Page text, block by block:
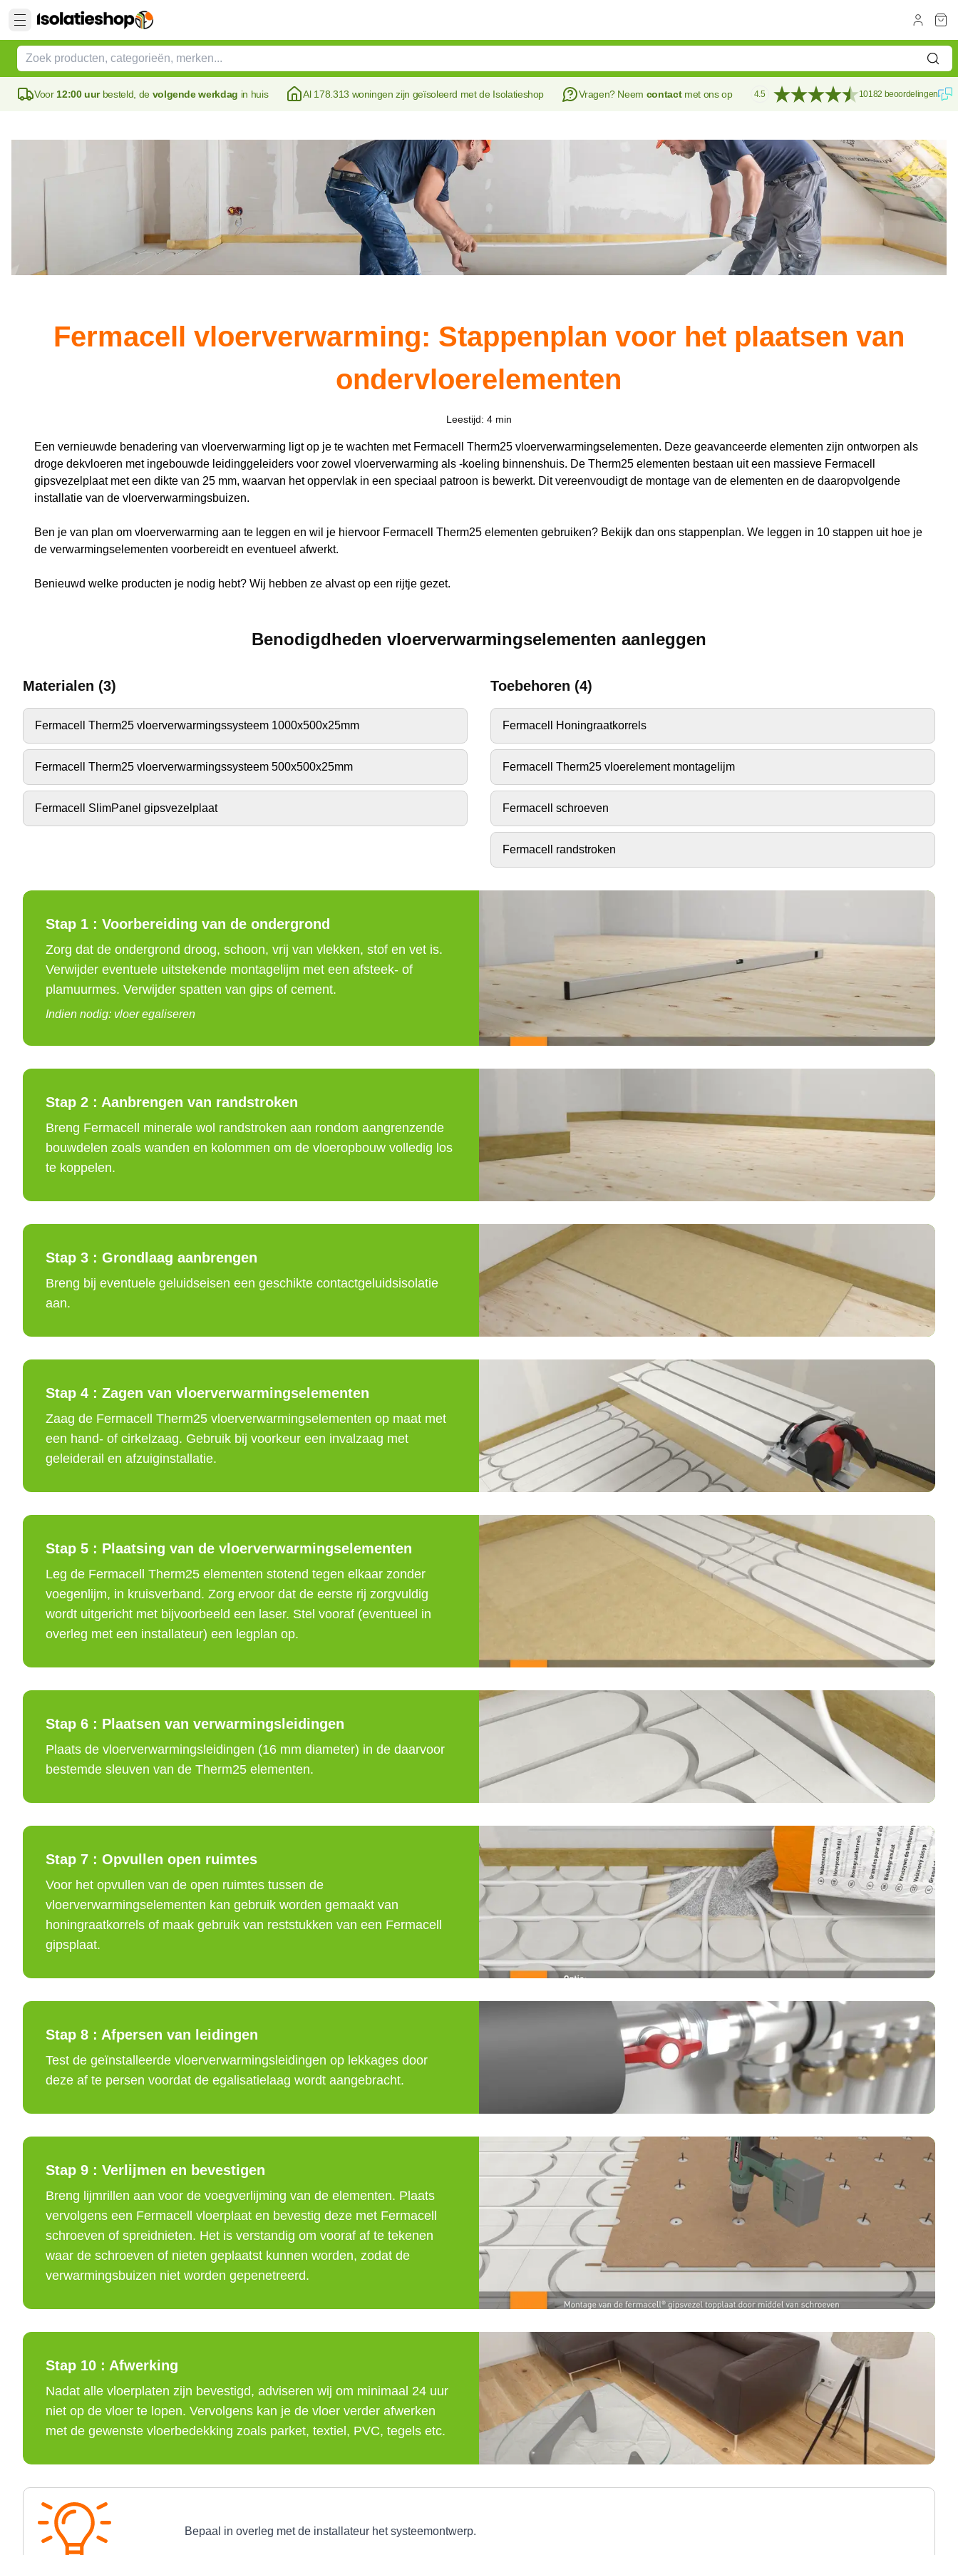
Voor 12:00 uurbesteld, de volgende werkdag in huis Al 178.313 woningen zijn geïsoleerd met de Isolatieshop Vragen? Neem contactmet ons op 4.5 10182 beoordelingen
Fermacell vloerverwarming: Stappenplan voor het plaatsen van
ondervloerelementen
Leestijd: 4 min
Een vernieuwde benadering van vloerverwarming ligt op je te wachten met Fermacell Therm25 vloerverwarmingselementen. Deze geavanceerde elementen zijn ontworpen als
droge dekvloeren met ingebouwde leidinggeleiders voor zowel vloerverwarming als -koeling binnenshuis. De Therm25 elementen bestaan uit een massieve Fermacell
gipsvezelplaat met een dikte van 25 mm, waarvan het oppervlak in een speciaal patroon is bewerkt. Dit vereenvoudigt de montage van de elementen en de daaropvolgende
installatie van de vloerverwarmingsbuizen.
Ben je van plan om vloerverwarming aan te leggen en wil je hiervoor Fermacell Therm25 elementen gebruiken? Bekijk dan ons stappenplan. We leggen in 10 stappen uit hoe je
de verwarmingselementen voorbereidt en eventueel afwerkt.
Benieuwd welke producten je nodig hebt? Wij hebben ze alvast op een rijtje gezet.
Benodigdheden vloerverwarmingselementen aanleggen
Materialen (3)
Fermacell Therm25 vloerverwarmingssysteem 1000x500x25mm
Fermacell Therm25 vloerverwarmingssysteem 500x500x25mm
Fermacell SlimPanel gipsvezelplaat
Toebehoren (4)
Fermacell Honingraatkorrels
Fermacell Therm25 vloerelement montagelijm
Fermacell schroeven
Fermacell randstroken
Stap 1 : Voorbereiding van de ondergrond
Zorg dat de ondergrond droog, schoon, vrij van vlekken, stof en vet is.
Verwijder eventuele uitstekende montagelijm met een afsteek- of
plamuurmes. Verwijder spatten van gips of cement.
Indien nodig: vloer egaliseren
Stap 2 : Aanbrengen van randstroken
Breng Fermacell minerale wol randstroken aan rondom aangrenzende
bouwdelen zoals wanden en kolommen om de vloeropbouw volledig los
te koppelen.
Stap 3 : Grondlaag aanbrengen
Breng bij eventuele geluidseisen een geschikte contactgeluidsisolatie
aan.
Stap 4 : Zagen van vloerverwarmingselementen
Zaag de Fermacell Therm25 vloerverwarmingselementen op maat met
een hand- of cirkelzaag. Gebruik bij voorkeur een invalzaag met
geleiderail en afzuiginstallatie.
Stap 5 : Plaatsing van de vloerverwarmingselementen
Leg de Fermacell Therm25 elementen stotend tegen elkaar zonder
voegenlijm, in kruisverband. Zorg ervoor dat de eerste rij zorgvuldig
wordt uitgericht met bijvoorbeeld een laser. Stel vooraf (eventueel in
overleg met een installateur) een legplan op.
Stap 6 : Plaatsen van verwarmingsleidingen
Plaats de vloerverwarmingsleidingen (16 mm diameter) in de daarvoor
bestemde sleuven van de Therm25 elementen.
Stap 7 : Opvullen open ruimtes
Voor het opvullen van de open ruimtes tussen de
vloerverwarmingselementen kan gebruik worden gemaakt van
honingraatkorrels of maak gebruik van reststukken van een Fermacell
gipsplaat.
Stap 8 : Afpersen van leidingen
Test de geïnstalleerde vloerverwarmingsleidingen op lekkages door
deze af te persen voordat de egalisatielaag wordt aangebracht.
Stap 9 : Verlijmen en bevestigen
Breng lijmrillen aan voor de voegverlijming van de elementen. Plaats
vervolgens een Fermacell vloerplaat en bevestig deze met Fermacell
schroeven of spreidnieten. Het is verstandig om vooraf af te tekenen
waar de schroeven of nieten geplaatst kunnen worden, zodat de
verwarmingsbuizen niet worden gepenetreerd.
Stap 10 : Afwerking
Nadat alle vloerplaten zijn bevestigd, adviseren wij om minimaal 24 uur
niet op de vloer te lopen. Vervolgens kan je de vloer verder afwerken
met de gewenste vloerbedekking zoals parket, textiel, PVC, tegels etc.
Bepaal in overleg met de installateur het systeemontwerp.